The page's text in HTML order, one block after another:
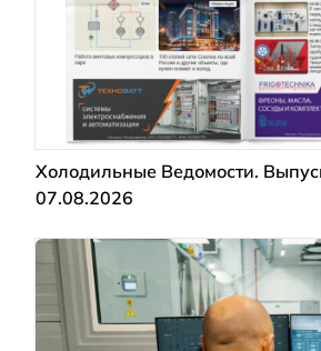
Холодильные Ведомости.
07.08.2026